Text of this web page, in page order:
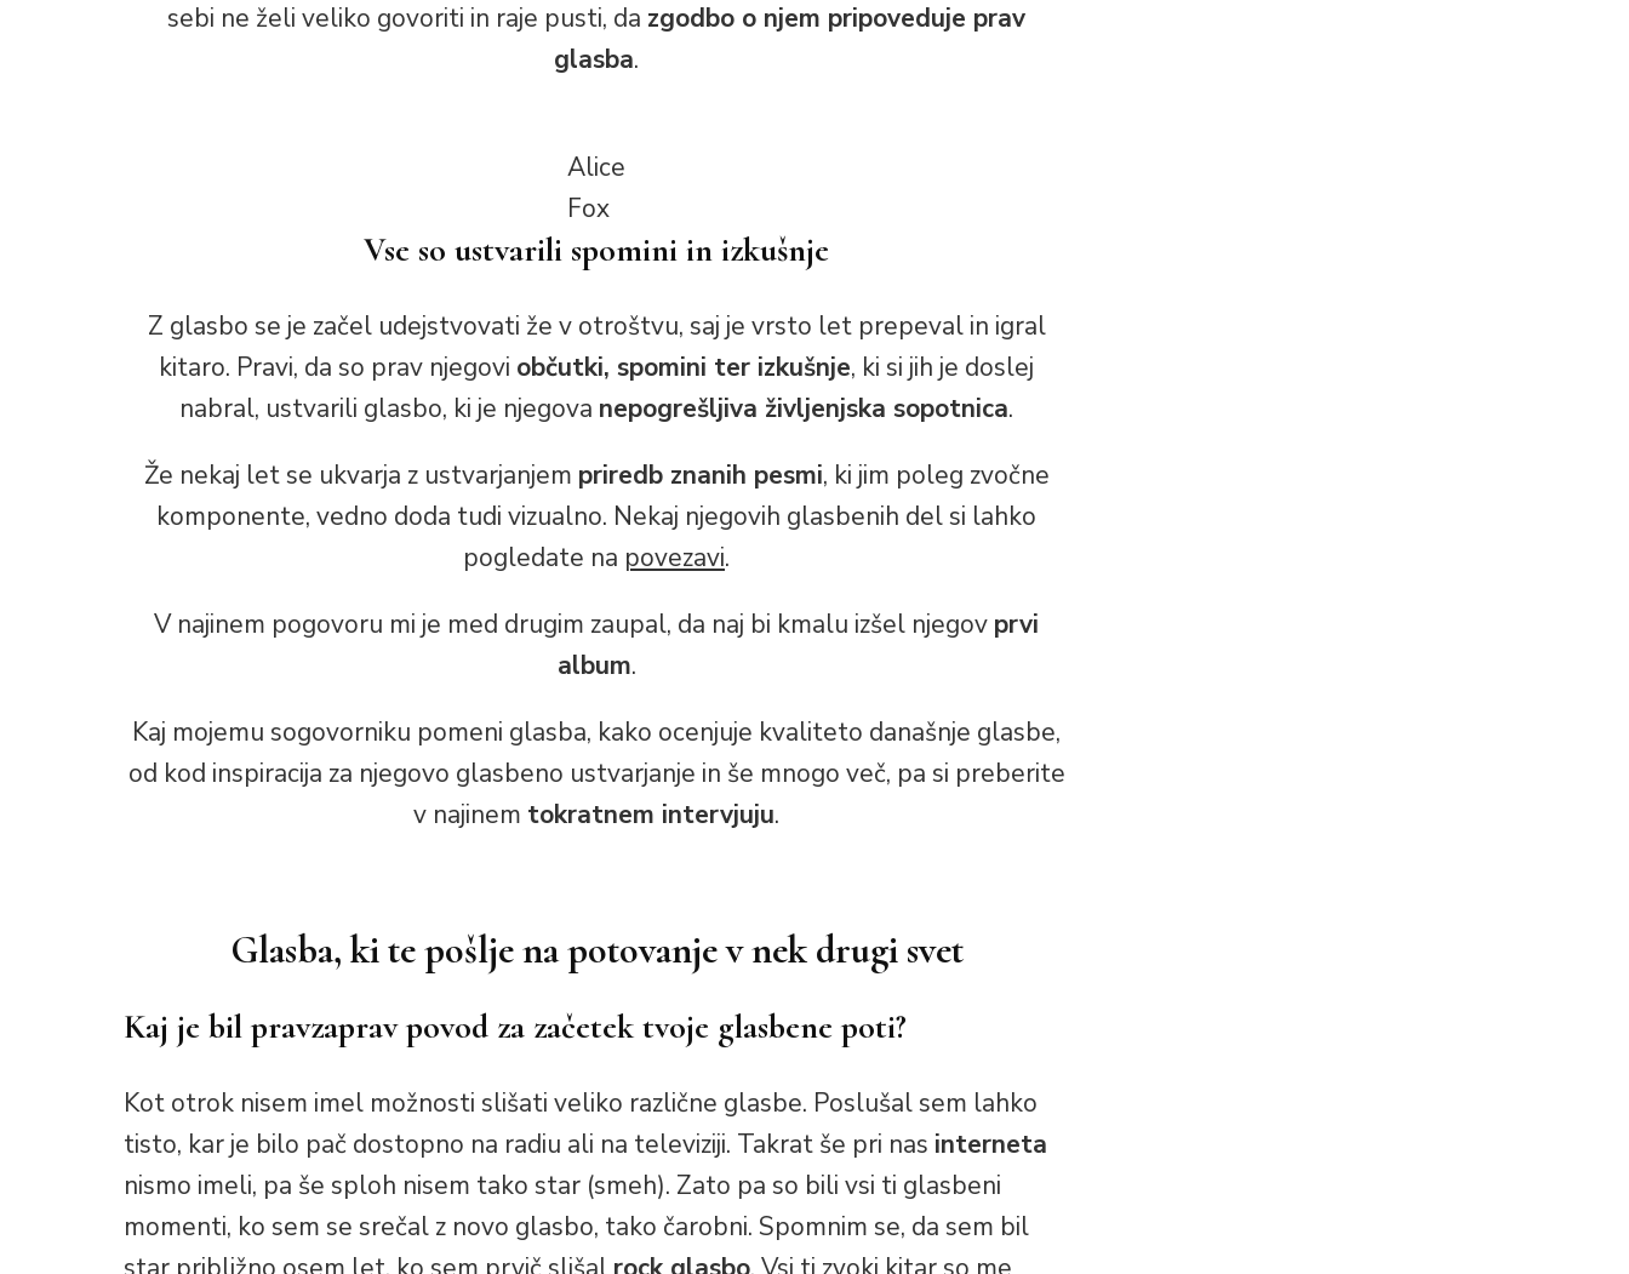
sebi ne želi veliko govoriti in raje pusti, da zgodbo o njem pripoveduje prav
glasba.
Alice
Fox
Vse so ustvarili spomini in izkušnje
Z glasbo se je začel udejstvovati že v otroštvu, saj je vrsto let prepeval in igral
kitaro. Pravi, da so prav njegovi občutki, spomini ter izkušnje, ki si jih je doslej
nabral, ustvarili glasbo, ki je njegova nepogrešljiva življenjska sopotnica.
Že nekaj let se ukvarja z ustvarjanjem priredb znanih pesmi, ki jim poleg zvočne
komponente, vedno doda tudi vizualno. Nekaj njegovih glasbenih del si lahko
pogledate na povezavi.
V najinem pogovoru mi je med drugim zaupal, da naj bi kmalu izšel njegov prvi
album.
Kaj mojemu sogovorniku pomeni glasba, kako ocenjuje kvaliteto današnje glasbe,
od kod inspiracija za njegovo glasbeno ustvarjanje in še mnogo več, pa si preberite
v najinem tokratnem intervjuju.
Glasba, ki te pošlje na potovanje v nek drugi svet
Kaj je bil pravzaprav povod za začetek tvoje glasbene poti?
Kot otrok nisem imel možnosti slišati veliko različne glasbe. Poslušal sem lahko
tisto, kar je bilo pač dostopno na radiu ali na televiziji. Takrat še pri nas interneta
nismo imeli, pa še sploh nisem tako star (smeh). Zato pa so bili vsi ti glasbeni
momenti, ko sem se srečal z novo glasbo, tako čarobni. Spomnim se, da sem bil